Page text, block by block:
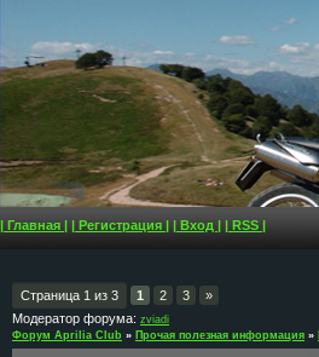
| Главная | | Регистрация | | Вход | | RSS |
Страница 1 из 3 1 2 3
»
Модератор форума: zviadi
Форум Aprilia Club » Прочая полезная информация »